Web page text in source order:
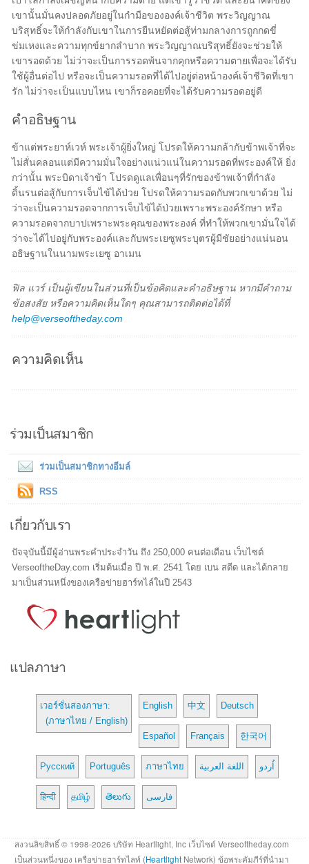
เขานั้นมั่นคงปลอดภัยอยู่ในกำมือขององค์เจ้าชีวิต พระวิญญาณ
บริสุทธิ์จะให้กำลังกับเขาในการยืนหยัดต่อสู้ท่ามกลางการถูกกดขี่
ข่มเหงและความทุกข์ยากลำบาก พระวิญญาณบริสุทธิ์ยังจะช่วยให้
เขารอดด้วย ไม่ว่าจะเป็นการรอดพ้นจากคุกหรือความตายเพื่อจะได้รับ
ใช้ผู้อื่นต่อไป หรือจะเป็นความรอดที่ได้ไปอยู่ต่อหน้าองค์เจ้าชีวิตที่เขา
รัก ไม่ว่าจะเป็นแบบไหน เขาก็รอคอยที่จะได้รับความรอดอยู่ดี
คำอธิษฐาน
ข้าแต่พระยาห์เวห์ พระเจ้าผู้ยิ่งใหญ่ โปรดให้ความกล้ากับข้าพเจ้าที่จะ
ไม่สั่นคลอนแต่มีความมั่นใจอย่างแน่วแน่ในความรอดที่พระองค์ให้ ยิ่ง
กว่านั้น พระบิดาเจ้าข้า โปรดดูแลเพื่อนๆที่รักของข้าพเจ้าที่กำลัง
ดิ้นรนต่อสู้กับการเจ็บไข้ได้ป่วย โปรดให้ความรอดกับพวกเขาด้วย ไม่
ว่าจะเป็นความรอดจากการเจ็บไข้ได้ป่วยเพราะพระองค์รักษา หรือ
ความรอดจากบาปเพราะพระคุณของพระองค์ ที่ทำให้พวกเขามั่นใจได้
ว่าจะได้ไปอยู่กับพระองค์และกับพระเยซูพระบุตรผู้มีชัยอย่างแน่นอน
อธิษฐานในนามพระเยซู อาเมน
ฟิล แวร์ เป็นผู้เขียนในส่วนที่เป็นข้อคิดและคำอธิษฐาน หากมีคำถาม
ข้อสงสัย หรือความคิดเห็นใดๆ คุณสามารถติดต่อได้ที่
help@verseoftheday.com
ความคิดเห็น
ร่วมเป็นสมาชิก
ร่วมเป็นสมาชิกทางอีมล์
RSS
เกี่ยวกับเรา
ปัจจุบันนี้มีผู้อ่านพระคำประจำวัน ถึง 250,000 คนต่อเดือน เว็บไซต์
VerseoftheDay.com เริ่มต้นเมื่อ ปี พ.ศ. 2541 โดย เบน สตีด และได้กลาย
มาเป็นส่วนหนึ่งของเครือข่ายฮาร์ทไล์ในปี 2543
แปลภาษา
เวอร์ชั่นสองภาษา:
(ภาษาไทย / English)
English 中文 Deutsch
Español Français 한국어
Русский Português ภาษาไทย اللغة العربية اُردو
हिन्दी தமிழ் తెలుగు فارسی
สงวนลิขสิทธิ์ © 1998-2026 บริษัท Heartlight, Inc เว็บไซต์ Verseoftheday.com
เป็นส่วนหนึ่งของ เครือข่ายฮาร์ทไลท์ (Heartlight Network) ข้อพระคัมภีร์ที่นำมา